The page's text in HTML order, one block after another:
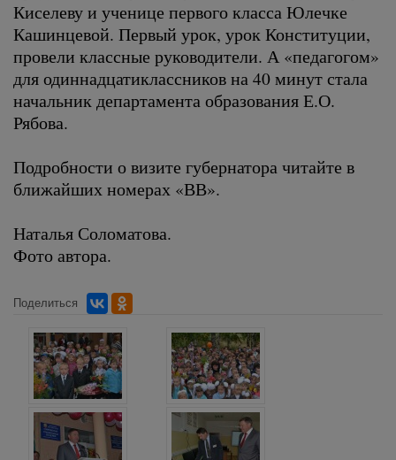
Киселеву и ученице первого класса Юлечке
Кашинцевой. Первый урок, урок Конституции,
провели классные руководители. А «педагогом»
для одиннадцатиклассников на 40 минут стала
начальник департамента образования Е.О.
Рябова.
Подробности о визите губернатора читайте в
ближайших номерах «ВВ».
Наталья Соломатова.
Фото автора.
Поделиться